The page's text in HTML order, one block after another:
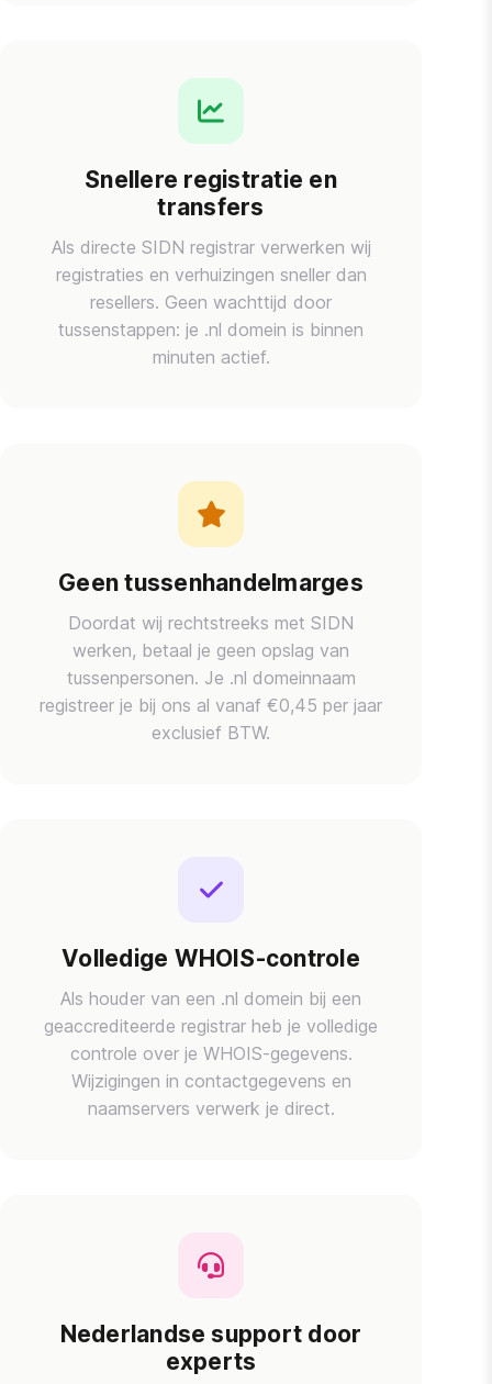
Snellere registratie en
transfers
Als directe SIDN registrar verwerken wij
registraties en verhuizingen sneller dan
resellers. Geen wachttijd door
tussenstappen: je .nl domein is binnen
minuten actief.
Geen tussenhandelmarges
Doordat wij rechtstreeks met SIDN
werken, betaal je geen opslag van
tussenpersonen. Je .nl domeinnaam
registreer je bij ons al vanaf €0,45 per jaar
exclusief BTW.
Volledige WHOIS-controle
Als houder van een .nl domein bij een
geaccrediteerde registrar heb je volledige
controle over je WHOIS-gegevens.
Wijzigingen in contactgegevens en
naamservers verwerk je direct.
Nederlandse support door
experts